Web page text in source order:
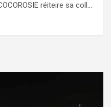
réiteire sa coll...